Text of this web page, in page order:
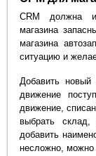
CRM должна
магазина
магазина
ситуацию и
Добавить
движение
движение,
выбрать склад,
добавить
несложно, можно